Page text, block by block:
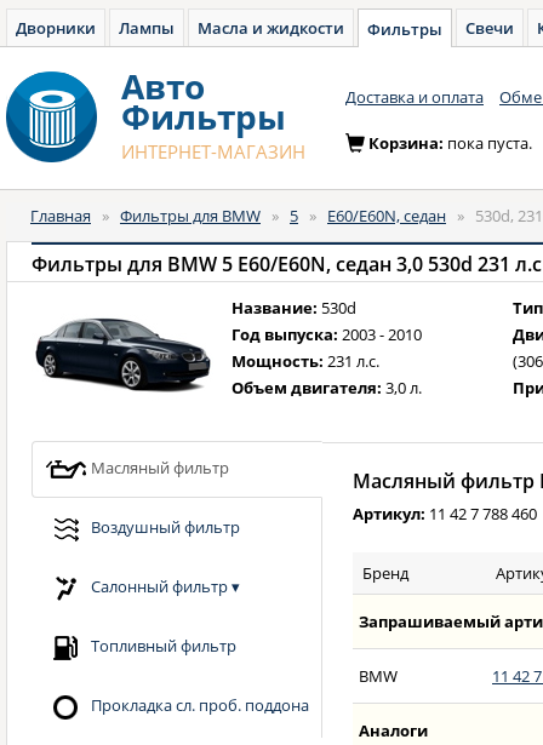
Дворники Лампы Масла и жидкости Фильтры Свечи
Авто
Фильтры
ИНТЕРНЕТ-МАГАЗИН
Доставка и оплата
Корзина: пока пуста.
Главная » Фильтры для BMW » 5 » E60/E60N, седан » 530d,
Фильтры для BMW 5 E60/E60N, седан 3,0 530d 231
Название: 530d
Год выпуска: 2003 - 2010
Мощность: 231 л.с.
Объем двигателя: 3,0 л.
Масляный фильтр
Воздушный фильтр
Салонный фильтр▾
Топливный фильтр
Прокладка сл. проб. поддона
Масляный фильтр
Артикул: 11 42 7 788 460
Бренд
Запрашиваемый
BMW 11 42
Аналоги